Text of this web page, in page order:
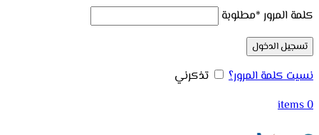
كلمة المرور *مطلوبة
تسجيل الدخول
نسيت كلمة المرور؟
تذكرني
0
items